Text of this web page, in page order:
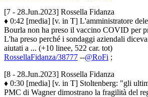
[7 - 28.Jun.2023] Rossella Fidanza
♦ 0:42 [media] [v. in T] L'amministratore
Bourla non ha preso il vaccino COVID per
L'ha preso perché i sondaggi aziendali
aiutati a ... (+10 linee, 522 car. tot)
RossellaFidanza/38777 --@RoFi ;
[8 - 28.Jun.2023] Rossella Fidanza
♦ 0:30 [media] [v. in T] Stoltenberg: "gli
PMC di Wagner dimostrano la fragilità del